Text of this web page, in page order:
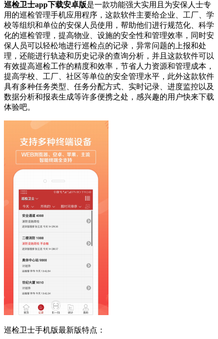
巡检卫士app下载安卓版是一款功能强大实用且为安保人士专
用的巡检管理手机应用程序，这款软件主要给企业、工厂、学
校等组织和单位的安保人员使用，帮助他们进行规范化、科学
化的巡检管理，提高物业、设施的安全性和管理效率，同时安
保人员可以轻松地进行巡检点的记录，异常问题的上报和处
理，还能进行轨迹和历史记录的查询分析，并且这款软件可以
有效提高巡检工作的精度和效率，节省人力资源和管理成本，
提高学校、工厂、社区等单位的安全管理水平，此外这款软件
具有多种任务类型、任务分配方式、实时记录、进度监控以及
数据分析和报表生成等许多便携之处，感兴趣的用户快来下载
体验吧。
巡检卫士手机版最新版特点：